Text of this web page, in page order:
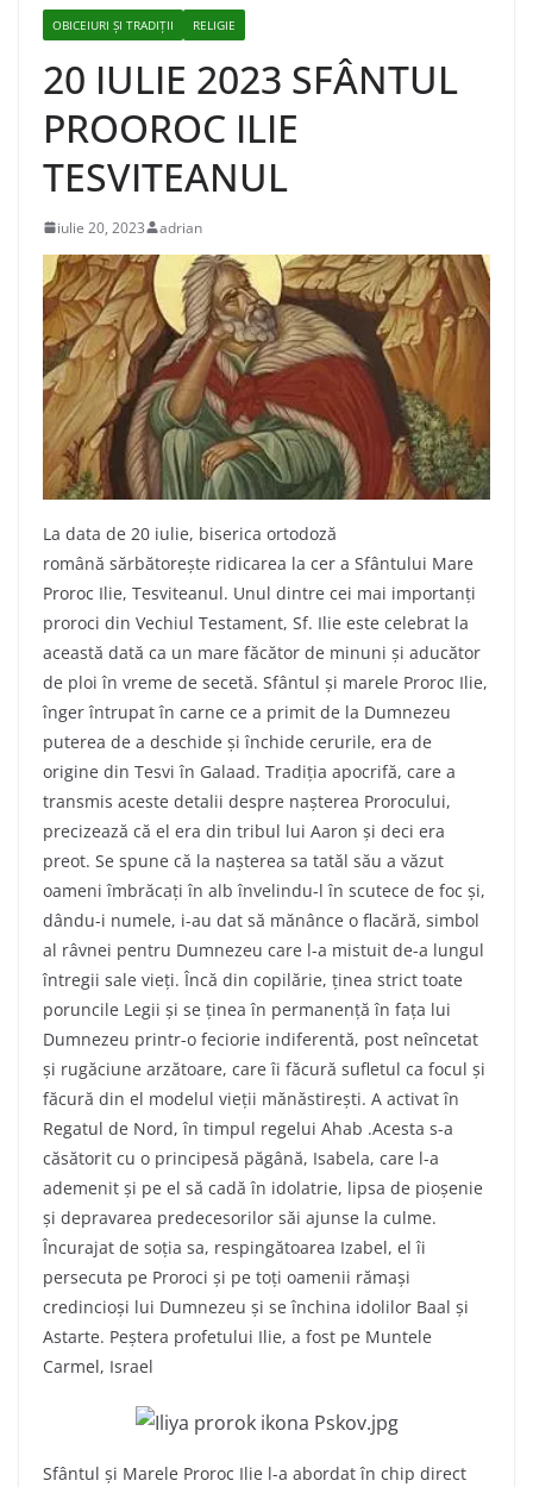
OBICEIURI ȘI TRADIȚII RELIGIE
20 IULIE 2023 SFÂNTUL
PROOROC ILIE
TESVITEANUL
iulie 20, 2023 adrian
La data de 20 iulie, biserica ortodoză
română sărbătorește ridicarea la cer a Sfântului Mare
Proroc Ilie, Tesviteanul. Unul dintre cei mai importanți
proroci din Vechiul Testament, Sf. Ilie este celebrat la
această dată ca un mare făcător de minuni și aducător
de ploi în vreme de secetă. Sfântul și marele Proroc Ilie,
înger întrupat în carne ce a primit de la Dumnezeu
puterea de a deschide și închide cerurile, era de
origine din Tesvi în Galaad. Tradiția apocrifă, care a
transmis aceste detalii despre nașterea Prorocului,
precizează că el era din tribul lui Aaron și deci era
preot. Se spune că la nașterea sa tatăl său a văzut
oameni îmbrăcați în alb învelindu-l în scutece de foc și,
dându-i numele, i-au dat să mănânce o flacără, simbol
al râvnei pentru Dumnezeu care l-a mistuit de-a lungul
întregii sale vieți. Încă din copilărie, ținea strict toate
poruncile Legii și se ținea în permanență în fața lui
Dumnezeu printr-o feciorie indiferentă, post neîncetat
și rugăciune arzătoare, care îi făcură sufletul ca focul și
făcură din el modelul vieții mănăstirești. A activat în
Regatul de Nord, în timpul regelui Ahab .Acesta s-a
căsătorit cu o principesă păgână, Isabela, care l-a
ademenit și pe el să cadă în idolatrie, lipsa de pioșenie
și depravarea predecesorilor săi ajunse la culme.
Încurajat de soția sa, respingătoarea Izabel, el îi
persecuta pe Proroci și pe toți oamenii rămași
credincioși lui Dumnezeu și se închina idolilor Baal și
Astarte. Peștera profetului Ilie, a fost pe Muntele
Carmel, Israel
Sfântul și Marele Proroc Ilie l-a abordat în chip direct